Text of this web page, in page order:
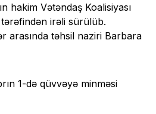
hakim Vətəndaş Koalisiyası
tərəfindən irəli sürülüb.
arasında təhsil naziri Barbara
1-də qüvvəyə minməsi